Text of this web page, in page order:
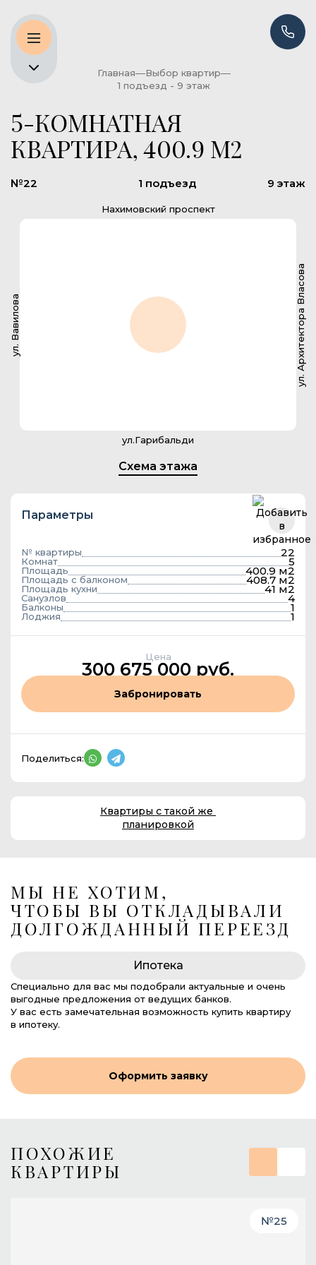
Главная
Выбор квартир
1 подъезд - 9 этаж
5-КОМНАТНАЯ
КВАРТИРА, 400.9 М2
№22 1 подъезд 9 этаж
Квартиры с такой же
планировкой
ул. Вавилова
Нахимовский проспект
ул.Гарибальди
ул. Архитектора Власова
Схема этажа
Параметры
№ квартиры 22
Комнат 5
Площадь 400.9 м2
Площадь с балконом 408.7 м2
Площадь кухни 41 м2
Санузлов 4
Балконы 1
Лоджия 1
Цена
300 675 000 руб.
Забронировать
Поделиться:
МЫ НЕ ХОТИМ,
ЧТОБЫ ВЫ ОТКЛАДЫВАЛИ
ДОЛГОЖДАННЫЙ ПЕРЕЕЗД
Ипотека
Специально для вас мы подобрали актуальные и очень
выгодные предложения от ведущих банков.
У вас есть замечательная возможность купить квартиру
в ипотеку.
Оформить заявку
ПОХОЖИЕ
КВАРТИРЫ
№25